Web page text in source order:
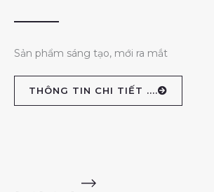
Sản phẩm sáng tạo, mới ra mắt
THÔNG TIN CHI TIẾT ....